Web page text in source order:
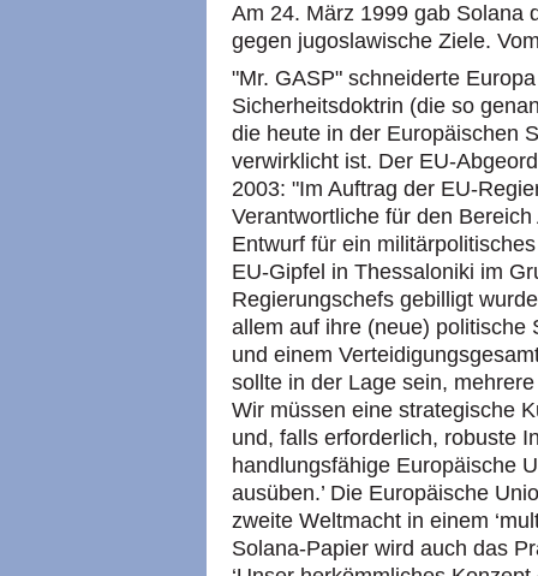
Am 24. März 1999 gab Solana
gegen jugoslawische Ziele.
"Mr. GASP" schneiderte
Sicherheitsdoktrin (die so
die heute in der Europäischen
verwirklicht ist. Der EU-
2003: "Im Auftrag der EU-
Verantwortliche für den
Entwurf für ein
EU-Gipfel in Thessaloniki im
Regierungschefs gebilligt
allem auf ihre (neue) politische
und einem
sollte in der Lage sein,
Wir müssen eine strategische
und, falls erforderlich, robuste
handlungsfähige Europäische
ausüben.’ Die Europäische
zweite Weltmacht in einem
Solana-Papier wird auch das